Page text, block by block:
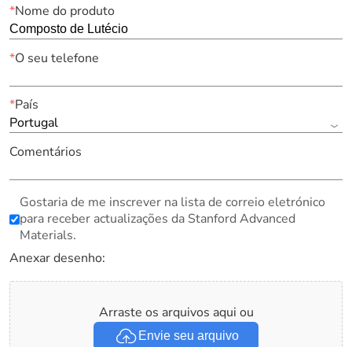
*Nome do produto
*O seu telefone
*País
Portugal
Comentários
Gostaria de me inscrever na lista de correio eletrónico
para receber actualizações da Stanford Advanced
Materials.
Anexar desenho:
Arraste os arquivos aqui ou
Envie seu arquivo